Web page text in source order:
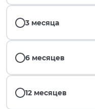
3 месяца
6 месяцев
12 месяцев